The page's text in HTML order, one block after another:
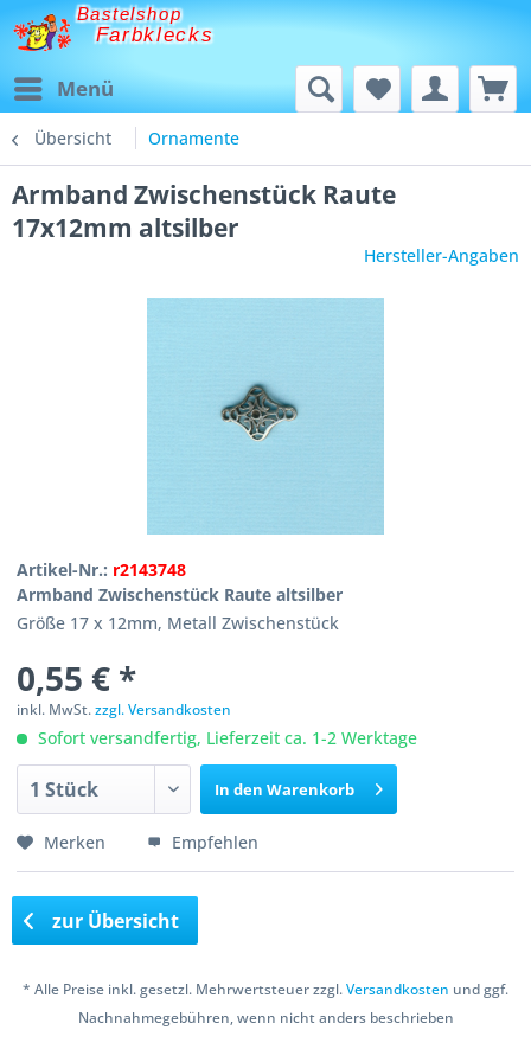
Bastelshop
Farbklecks
Menü
Übersicht Ornamente
Armband Zwischenstück Raute
17x12mm altsilber
Hersteller-Angaben
Artikel-Nr.: r2143748
Armband Zwischenstück Raute altsilber
Größe 17 x 12mm, Metall Zwischenstück
0,55 € *
inkl. MwSt.zzgl. Versandkosten
Sofort versandfertig, Lieferzeit ca. 1-2 Werktage
In den Warenkorb
Merken Empfehlen
zur Übersicht
* Alle Preise inkl. gesetzl. Mehrwertsteuer zzgl.Versandkosten und ggf.
Nachnahmegebühren, wenn nicht anders beschrieben